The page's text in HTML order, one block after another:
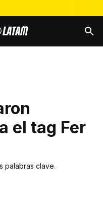
el tag Fer
palabras clave.